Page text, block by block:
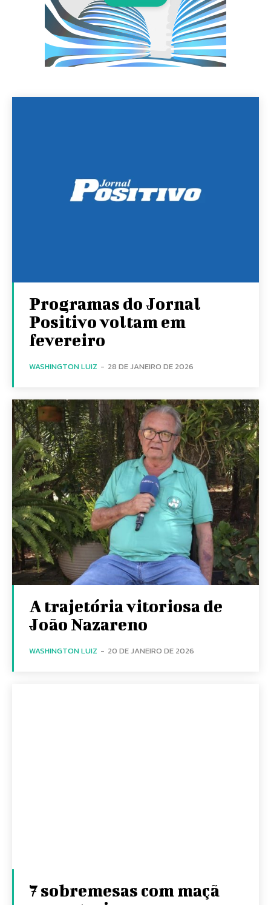
Programas do Jornal
Positivo voltam em
fevereiro
WASHINGTON LUIZ - 28 DE JANEIRO DE 2026
A trajetória vitoriosa de
João Nazareno
WASHINGTON LUIZ - 20 DE JANEIRO DE 2026
7 sobremesas com maçã